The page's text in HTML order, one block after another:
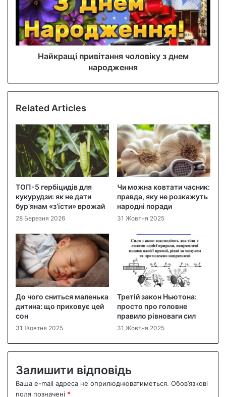
Найкращі привітання чоловіку з днем
народження
Related Articles
ТОП-5 гербіцидів для
кукурудзи: як не дати
бур’янам «з’їсти» врожай
28 Березня 2026
Чи можна ковтати часник:
правда, яку не розкажуть
народні поради
31 Жовтня 2025
До чого сниться маленька
дитина: що приховує цей
сон
31 Жовтня 2025
Третій закон Ньютона:
просто про головне
правило рівноваги сил
31 Жовтня 2025
Залишити відповідь
Ваша e-mail адреса не оприлюднюватиметься. Обов’язкові
поля позначені *